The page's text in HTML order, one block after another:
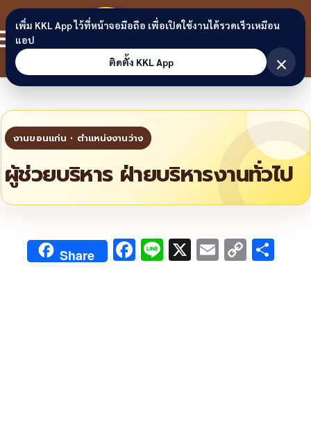
Skip to content
ขอนแก่น
ลิงก์
ผู้ช่วยบริหาร ฝ่ายบริหารงานทั่วไป
Share F Li X E C
เพิ่ม KKL App ไว้ที่หน้าจอมือถือ เพื่อเปิดใช้งานได้รวดเร็วเหมือน
แอป
ติดตั้ง KKL App
×